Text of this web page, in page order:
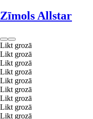
Zīmols Allstar
Likt grozā
Likt grozā
Likt grozā
Likt grozā
Likt grozā
Likt grozā
Likt grozā
Likt grozā
Likt grozā